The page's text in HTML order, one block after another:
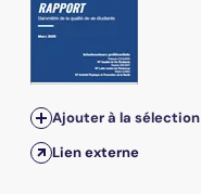
Ajouter à la sélection
Lien externe